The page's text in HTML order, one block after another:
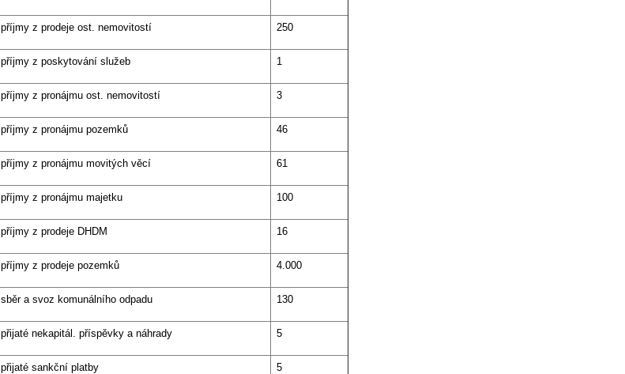
příjmy z prodeje ost. nemovitostí 250
příjmy z poskytování služeb 1
příjmy z pronájmu ost. nemovitostí 3
příjmy z pronájmu pozemků 46
příjmy z pronájmu movitých věcí 61
příjmy z pronájmu majetku 100
příjmy z prodeje DHDM 16
příjmy z prodeje pozemků 4.000
sběr a svoz komunálního odpadu 130
přijaté nekapitál. příspěvky a náhrady 5
přijaté sankční platby 5